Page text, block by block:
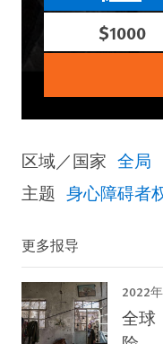
$1000
区域／国家 全局
主题 身心障碍者
更多报导
2022
全球